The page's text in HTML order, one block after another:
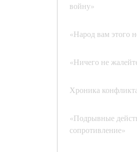
войну»
«Народ вам этого
«Ничего не
Хроника
«Подрывные
сопротивление»